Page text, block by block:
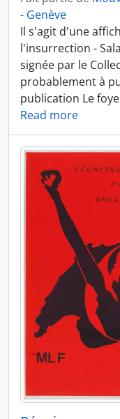
- Genève
Il s'agit d'une
l'insurrection -
signée par le
probablement à
publication Le
Read more